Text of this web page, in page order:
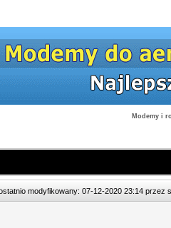
Modemy i
modyfikowany: 07-12-2020 23:14 przez